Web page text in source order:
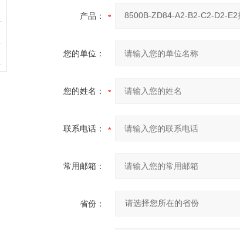
产品：
您的单位：
您的姓名：
联系电话：
常用邮箱：
省份：